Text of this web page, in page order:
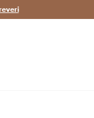
Club >